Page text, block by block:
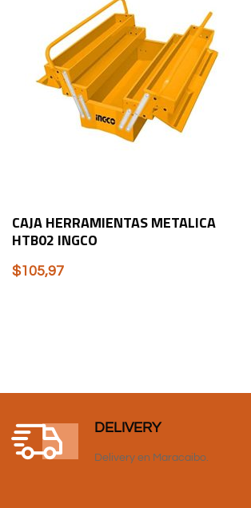
CAJA HERRAMIENTAS METALICA
HTB02 INGCO
$105,97
DELIVERY
Delivery en Maracaibo.